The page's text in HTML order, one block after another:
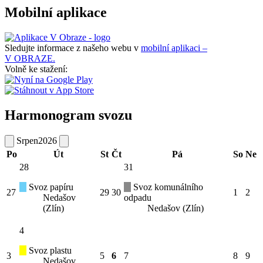
Mobilní aplikace
Sledujte informace z našeho webu v mobilní aplikaci –
V OBRAZE.
Volně ke stažení:
Harmonogram svozu
Srpen2026
Po
Út St Čt Pá So Ne
27
28
Svoz papíru
Nedašov
(Zlín)
29 30
31
Svoz komunálního
odpadu
Nedašov (Zlín)
1 2
3
4
Svoz plastu
Nedašov
5 6 7 8 9